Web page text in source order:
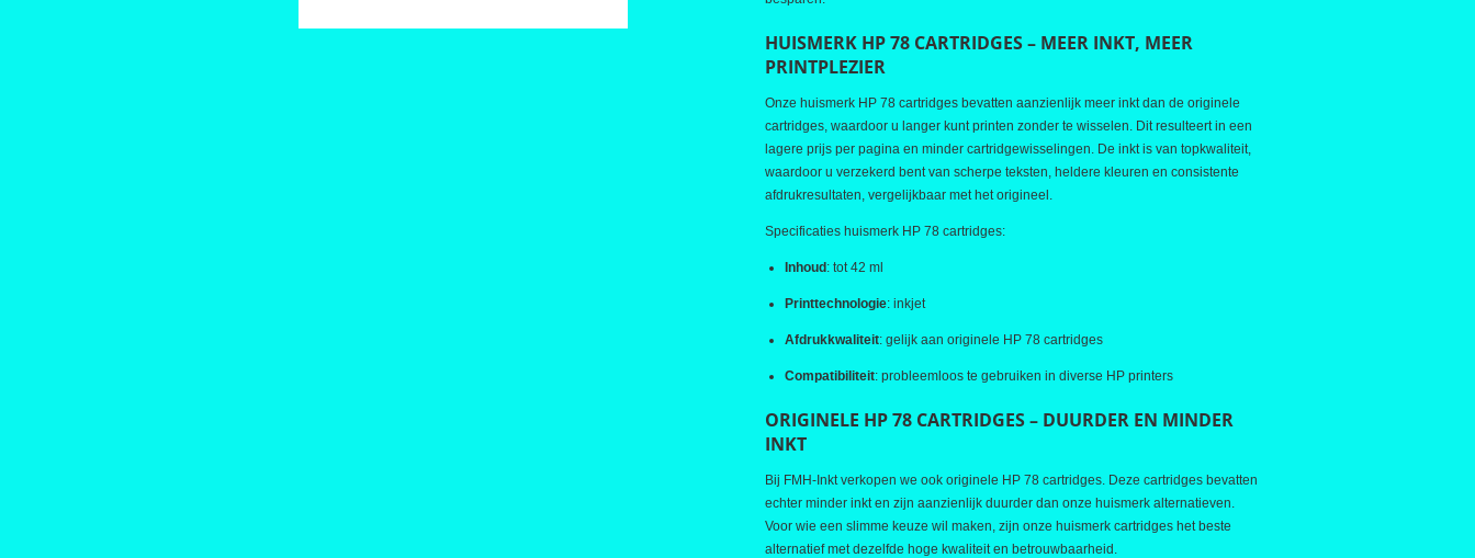
HUISMERK HP 78 CARTRIDGES – MEER INKT, MEER
PRINTPLEZIER
Onze huismerk HP 78 cartridges bevatten aanzienlijk meer inkt dan de originele
cartridges, waardoor u langer kunt printen zonder te wisselen. Dit resulteert in een
lagere prijs per pagina en minder cartridgewisselingen. De inkt is van topkwaliteit,
waardoor u verzekerd bent van scherpe teksten, heldere kleuren en consistente
afdrukresultaten, vergelijkbaar met het origineel.
Specificaties huismerk HP 78 cartridges:
Inhoud: tot 42 ml
Printtechnologie: inkjet
Afdrukkwaliteit: gelijk aan originele HP 78 cartridges
Compatibiliteit: probleemloos te gebruiken in diverse HP printers
ORIGINELE HP 78 CARTRIDGES – DUURDER EN MINDER
INKT
Bij FMH-Inkt verkopen we ook originele HP 78 cartridges. Deze cartridges bevatten
echter minder inkt en zijn aanzienlijk duurder dan onze huismerk alternatieven.
Voor wie een slimme keuze wil maken, zijn onze huismerk cartridges het beste
alternatief met dezelfde hoge kwaliteit en betrouwbaarheid.